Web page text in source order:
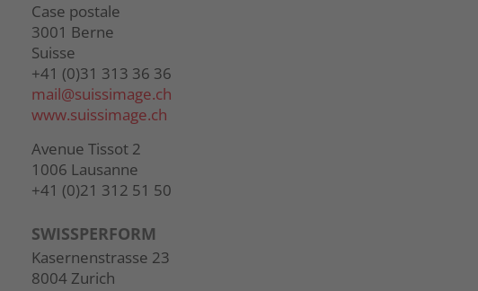
Case postale
3001 Berne
Suisse
+41 (0)31 313 36 36
mail@suissimage.ch
www.suissimage.ch
Avenue Tissot 2
1006 Lausanne
+41 (0)21 312 51 50
SWISSPERFORM
Kasernenstrasse 23
8004 Zurich